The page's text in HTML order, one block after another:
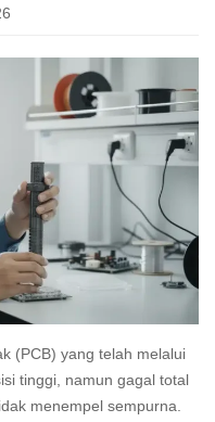
(PCB) yang telah melalui
tinggi, namun gagal total
menempel sempurna.